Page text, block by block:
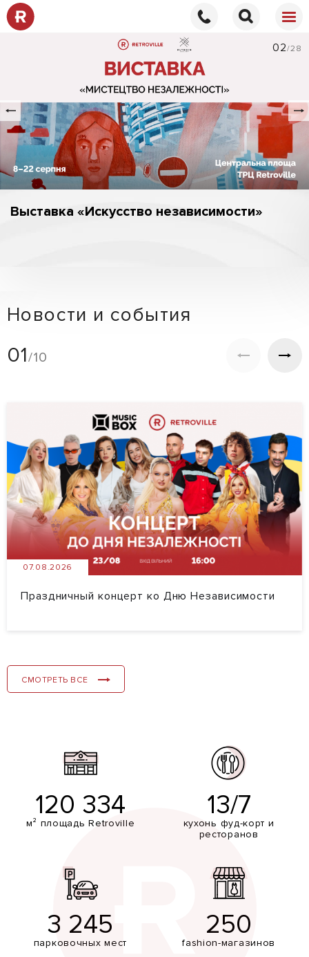
Выставка «Искусство независимости»
02/28
Новости и события
01/10
07.08.2026
Праздничный концерт ко Дню Независимости
СМОТРЕТЬ ВСЕ
120 334
м² площадь Retroville
13/7
кухонь фуд-корт и
ресторанов
3 245
парковочных мест
250
fashion-магазинов